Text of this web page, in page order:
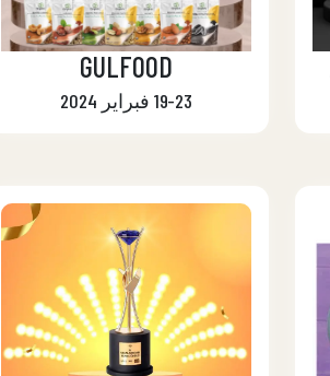
GULFOOD
19-23 فبراير 2024